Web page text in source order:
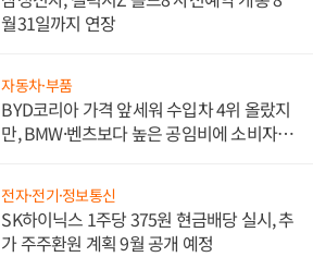
월31일까지 연장
자동차·부품
BYD코리아 가격 앞세워 수입차 4위 올랐지
만, BMW·벤츠보다 높은 공임비에 소비자
전자·전기·정보통신
SK하이닉스 1주당 375원 현금배당 실시, 추
가 주주환원 계획 9월 공개 예정